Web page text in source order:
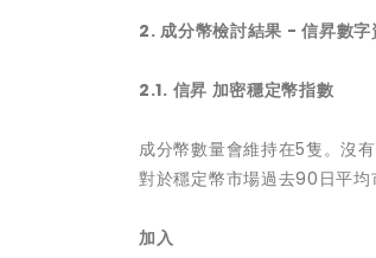
2.成分幣檢討結果 -信昇數字
2.1. 信昇 加密穩定幣指數
成分幣數量會維持在5隻。沒
對於穩定幣市場過去90日平均
加入